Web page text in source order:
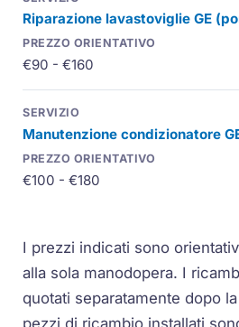
Riparazione lavastoviglie GE
€90 - €160
Manutenzione condizionatore
€100 - €180
I prezzi indicati sono
alla sola manodopera. I
quotati separatamente dopo